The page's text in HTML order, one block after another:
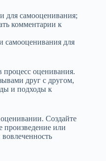
для самооценивания;
комментарии к
самооценивания для
оценивания.
друг с другом,
и подходы к
Создайте
произведение или